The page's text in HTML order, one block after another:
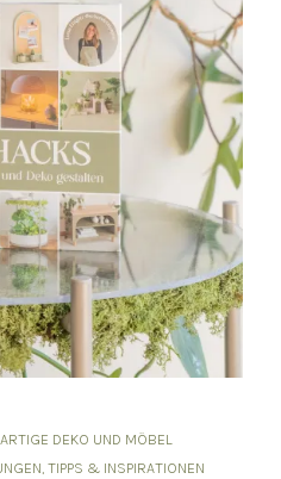
DEKO UND MÖBEL
TIPPS & INSPIRATIONEN